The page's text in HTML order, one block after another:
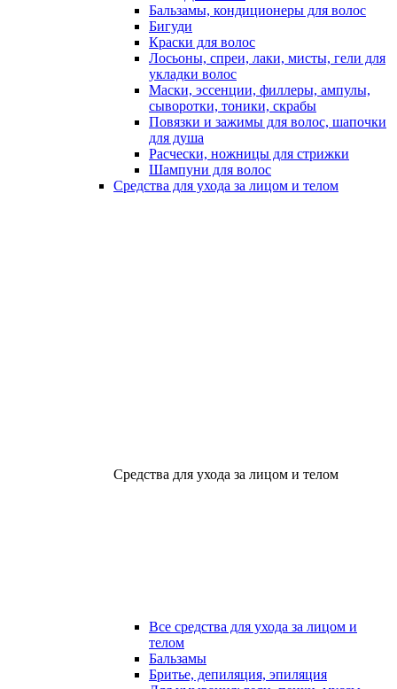
Бальзамы, кондиционеры для волос
Бигуди
Краски для волос
Лосьоны, спреи, лаки, мисты, гели для
укладки волос
Маски, эссенции, филлеры, ампулы,
сыворотки, тоники, скрабы
Повязки и зажимы для волос, шапочки
для душа
Расчески, ножницы для стрижки
Шампуни для волос
Средства для ухода за лицом и телом
Средства для ухода за лицом и телом
Все средства для ухода за лицом и
телом
Бальзамы
Бритье, депиляция, эпиляция